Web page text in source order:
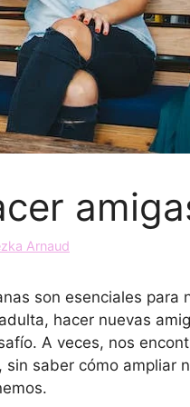
Arnaud
son esenciales
hacer nuevas
A veces, nos
sin saber cómo ampliar